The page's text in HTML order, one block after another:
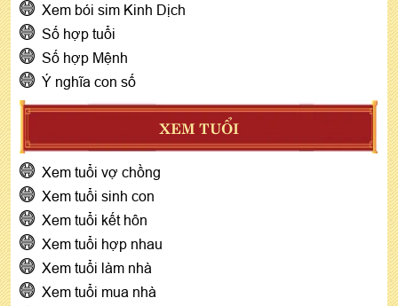
Xem bói sim Kinh Dịch
Số hợp tuổi
Số hợp Mệnh
Ý nghĩa con số
XEM TUỔI
Xem tuổi vợ chồng
Xem tuổi sinh con
Xem tuổi kết hôn
Xem tuổi hợp nhau
Xem tuổi làm nhà
Xem tuổi mua nhà